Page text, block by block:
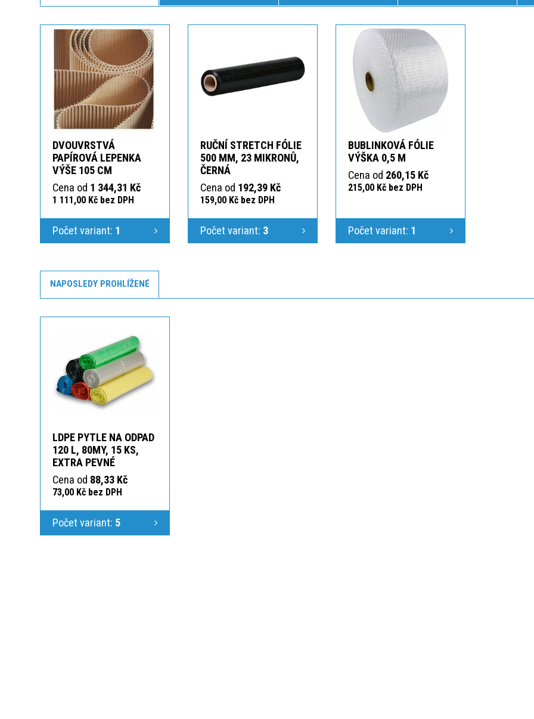
DVOUVRSTVÁ
PAPÍROVÁ LEPENKA
VÝŠE 105 CM
Cena od 1 344,31 Kč
1 111,00 Kč bez DPH
Počet variant: 1
RUČNÍ STRETCH FÓLIE
500 MM, 23 MIKRONŮ,
ČERNÁ
Cena od 192,39 Kč
159,00 Kč bez DPH
Počet variant: 3
BUBLINKOVÁ FÓLIE
VÝŠKA 0,5 M
Cena od 260,15 Kč
215,00 Kč bez DPH
Počet variant: 1
NAPOSLEDY PROHLÍŽENÉ
LDPE PYTLE NA ODPAD
120 L, 80MY, 15 KS,
EXTRA PEVNÉ
Cena od 88,33 Kč
73,00 Kč bez DPH
Počet variant: 5